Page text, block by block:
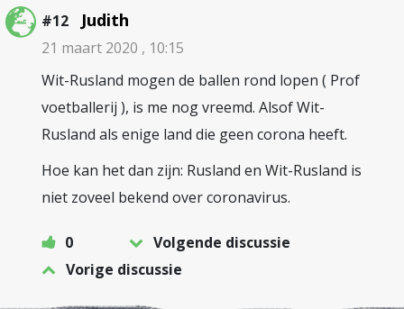
#12 Judith
21 maart 2020 , 10:15
Wit-Rusland mogen de ballen rond lopen ( Prof
voetballerij ), is me nog vreemd. Alsof Wit-
Rusland als enige land die geen corona heeft.
Hoe kan het dan zijn: Rusland en Wit-Rusland is
niet zoveel bekend over coronavirus.
0
Volgende discussie
Vorige discussie